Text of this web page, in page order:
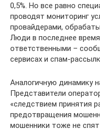
0,5%. Но все равно
проводят мониторинг
провайдерами,
Люди в последнее
ответственными –
сервисах и спам-
Аналогичную динамику
Представители
«следствием принятия
предотвращения
мошенники тоже не